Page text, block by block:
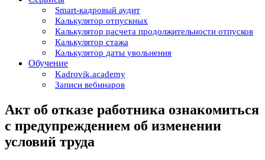
Smart-кадровый аудит
Калькулятор отпускных
Калькулятор расчета продолжительности отпусков
Калькулятор стажа
Калькулятор даты увольнения
Обучение
Kadrovik.academy
Записи вебинаров
Акт об отказе работника ознакомиться
с предупреждением об изменении
условий труда